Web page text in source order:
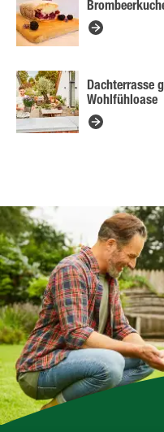
Dachterrasse
Wohlfühloase